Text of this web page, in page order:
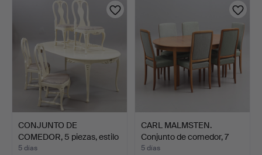
CONJUNTO DE
COMEDOR, 5 piezas, estilo
roco…
5 días
CARL MALMSTEN.
Conjunto de comedor, 7
piez…
5 días